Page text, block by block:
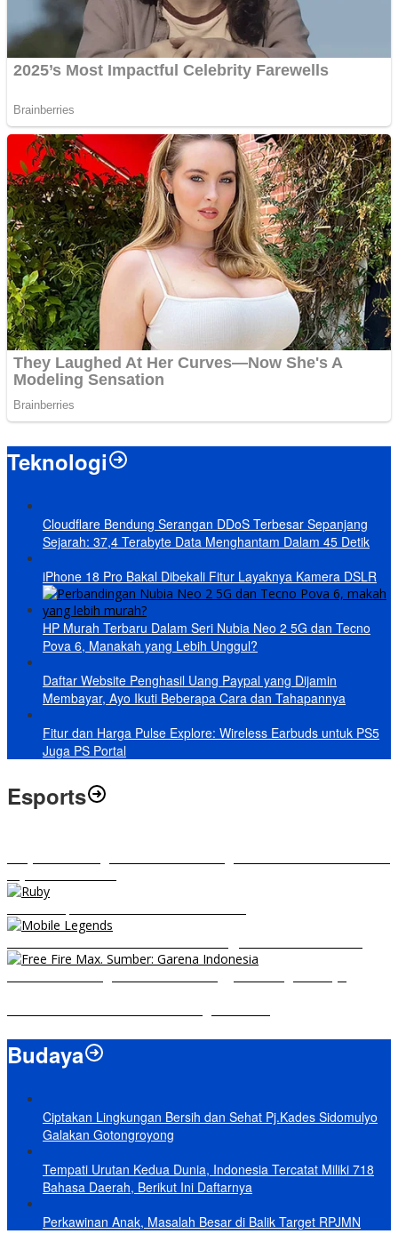
Teknologi
Cloudflare Bendung Serangan DDoS Terbesar Sepanjang
Sejarah: 37,4 Terabyte Data Menghantam Dalam 45 Detik
iPhone 18 Pro Bakal Dibekali Fitur Layaknya Kamera DSLR
HP Murah Terbaru Dalam Seri Nubia Neo 2 5G dan Tecno
Pova 6, Manakah yang Lebih Unggul?
Daftar Website Penghasil Uang Paypal yang Dijamin
Membayar, Ayo Ikuti Beberapa Cara dan Tahapannya
Fitur dan Harga Pulse Explore: Wireless Earbuds untuk PS5
Juga PS Portal
Esports
Budaya
Ciptakan Lingkungan Bersih dan Sehat Pj.Kades Sidomulyo
Galakan Gotongroyong
Tempati Urutan Kedua Dunia, Indonesia Tercatat Miliki 718
Bahasa Daerah, Berikut Ini Daftarnya
Perkawinan Anak, Masalah Besar di Balik Target RPJMN